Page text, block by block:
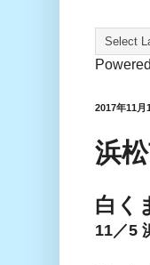
2017年11月
浜
白く
11／5